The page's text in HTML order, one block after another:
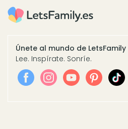
Únete al mundo de LetsFamily
Lee. Inspírate. Sonríe.